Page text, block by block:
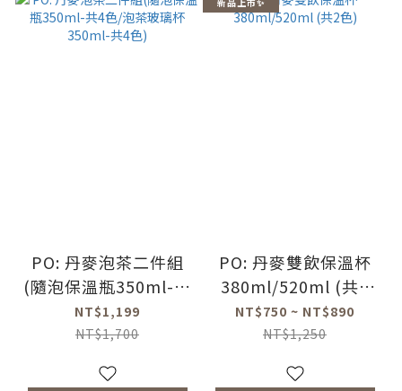
PO: 丹麥泡茶二件組
(隨泡保溫瓶350ml-共
4色/泡茶玻璃杯
350ml-共4色)
NT$1,199
NT$1,700
PO: 丹麥雙飲保溫杯
380ml/520ml (共2
色)
NT$750 ~ NT$890
NT$1,250